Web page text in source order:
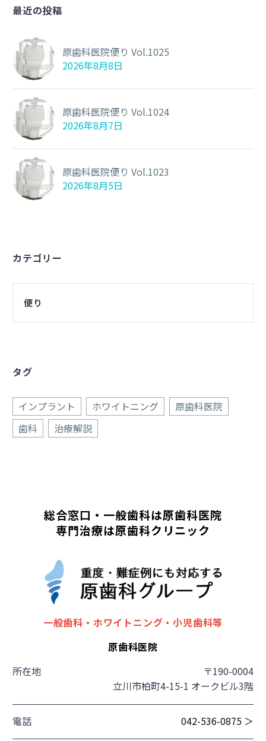
最近の投稿
原歯科医院便り Vol.1025
2026年8月8日
原歯科医院便り Vol.1024
2026年8月7日
原歯科医院便り Vol.1023
2026年8月5日
カテゴリー
便り
タグ
インプラント ホワイトニング
原歯科医院
歯科
治療解説
総合窓口・一般歯科は原歯科医院
専門治療は原歯科クリニック
一般歯科・ホワイトニング・小児歯科等
原歯科医院
所在地
〒190-0004
立川市柏町4-15-1 オークビル3階
電話 042-536-0875 ＞